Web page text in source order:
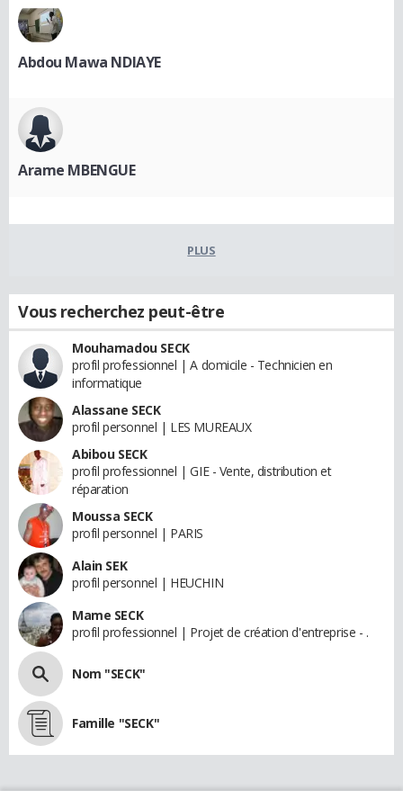
Abdou Mawa NDIAYE
Arame MBENGUE
PLUS
Vous recherchez peut-être
Mouhamadou SECK
profil professionnel | A domicile - Technicien en
informatique
Alassane SECK
profil personnel | LES MUREAUX
Abibou SECK
profil professionnel | GIE - Vente, distribution et
réparation
Moussa SECK
profil personnel | PARIS
Alain SEK
profil personnel | HEUCHIN
Mame SECK
profil professionnel | Projet de création d'entreprise - .
Nom "SECK"
Famille "SECK"